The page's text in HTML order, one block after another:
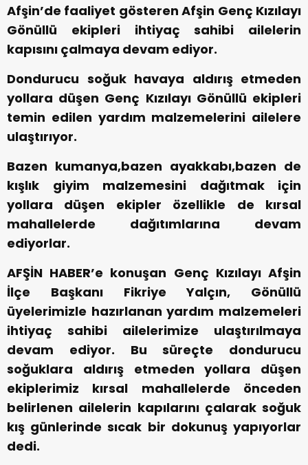
Afşin’de faaliyet gösteren Afşin Genç Kızılayı
Gönüllü ekipleri ihtiyaç sahibi ailelerin
kapısını çalmaya devam ediyor.
Dondurucu soğuk havaya aldırış etmeden
yollara düşen Genç Kızılayı Gönüllü ekipleri
temin edilen yardım malzemelerini ailelere
ulaştırıyor.
Bazen kumanya,bazen ayakkabı,bazen de
kışlık giyim malzemesini dağıtmak için
yollara düşen ekipler özellikle de kırsal
mahallelerde dağıtımlarına devam
ediyorlar.
AFŞİN HABER’e konuşan Genç Kızılayı Afşin
İlçe Başkanı Fikriye Yalçın, Gönüllü
üyelerimizle hazırlanan yardım malzemeleri
ihtiyaç sahibi ailelerimize ulaştırılmaya
devam ediyor. Bu süreçte dondurucu
soğuklara aldırış etmeden yollara düşen
ekiplerimiz kırsal mahallelerde önceden
belirlenen ailelerin kapılarını çalarak soğuk
kış günlerinde sıcak bir dokunuş yapıyorlar
dedi.